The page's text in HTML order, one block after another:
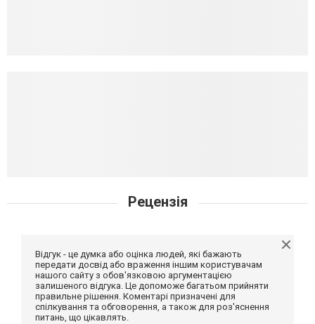
Рецензія
Відгук - це думка або оцінка людей, які бажають
передати досвід або враження іншим користувачам
нашого сайту з обов'язковою аргументацією
залишеного відгука. Це допоможе багатьом прийняти
правильне рішення. Коментарі призначені для
спілкування та обговорення, а також для роз'яснення
питань, що цікавлять.